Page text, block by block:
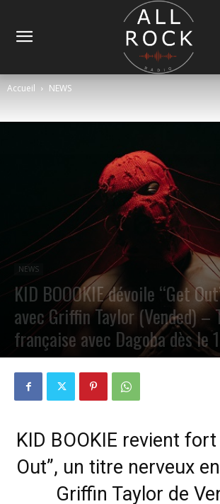
Accueil NEWS
NEWS
KID BOOOKIE dévoile “Get
avec Griffin Taylor (Vended) –
française avec Dagoba dès le
PAR PETE CIRCLE 6 AVRIL 2025 0
KID BOOKIE revient fort
Out”, un titre nerveux
Griffin Taylor de